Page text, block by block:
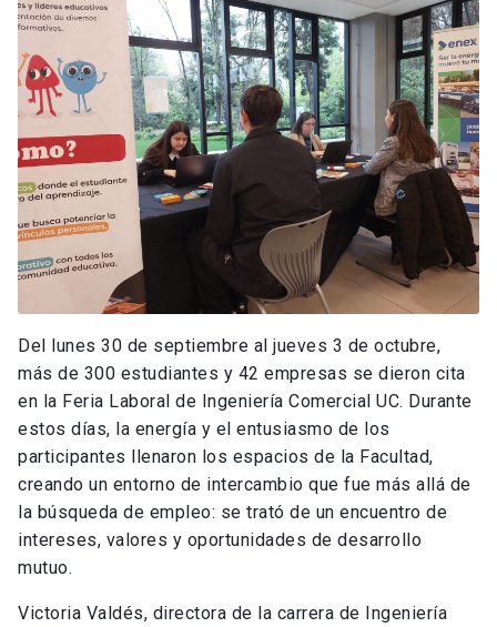
Del lunes 30 de septiembre al jueves 3 de octubre,
más de 300 estudiantes y 42 empresas se dieron cita
en la Feria Laboral de Ingeniería Comercial UC. Durante
estos días, la energía y el entusiasmo de los
participantes llenaron los espacios de la Facultad,
creando un entorno de intercambio que fue más allá de
la búsqueda de empleo: se trató de un encuentro de
intereses, valores y oportunidades de desarrollo
mutuo.
Victoria Valdés, directora de la carrera de Ingeniería